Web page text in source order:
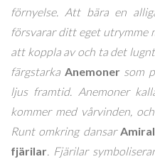
förnyelse. Att bära en
försvarar ditt eget utrymme
att koppla av och ta det
färgstarka Anemonersom
ljus framtid. Anemoner
kommer med vårvinden,
Runt omkring dansar
fjärilar. Fjärilar